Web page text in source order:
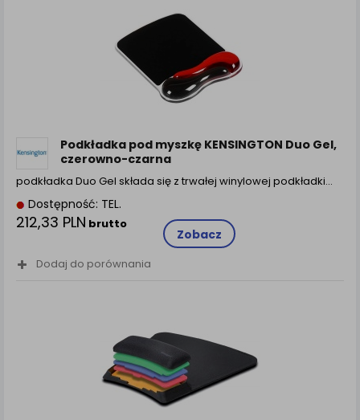
Podkładka pod myszkę KENSINGTON Duo Gel,
czerowno-czarna
podkładka Duo Gel składa się z trwałej winylowej podkładki…
Dostępność: TEL.
212,33 PLN brutto
Zobacz
Dodaj do porównania